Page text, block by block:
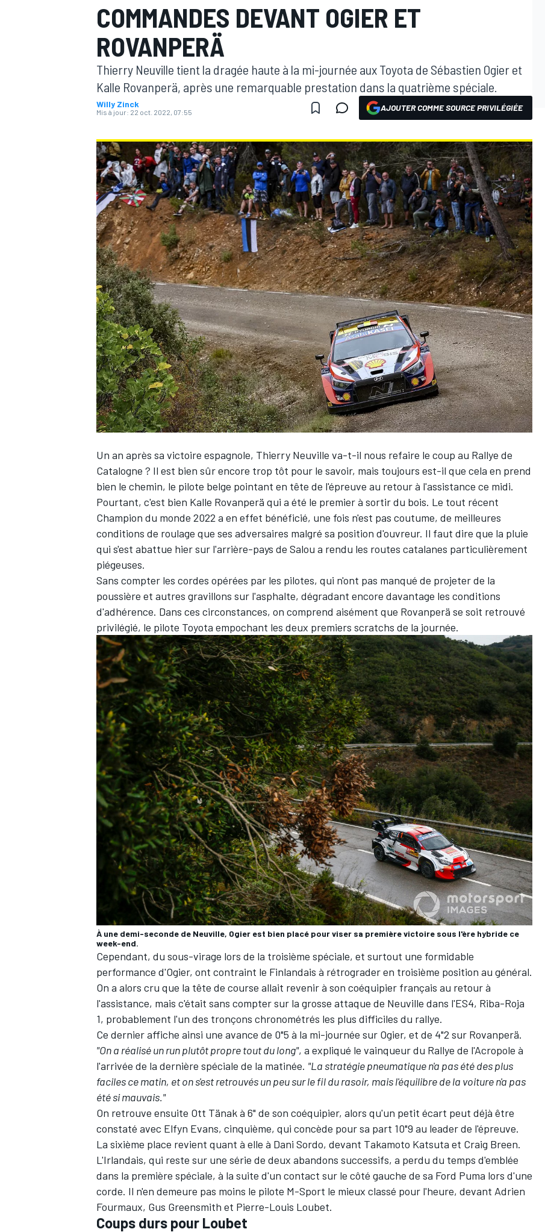
MOTOGP
WRC
WEC
AUTRES CHAMPIONNATS
COMMANDES DEVANT OGIER ET
ROVANPERÄ
Thierry Neuville tient la dragée haute à la mi-journée aux Toyota de Sébastien Ogier et
Kalle Rovanperä, après une remarquable prestation dans la quatrième spéciale.
Willy Zinck
Mis à jour: 22 oct. 2022, 07:55 AJOUTER COMME SOURCE PRIVILÉGIÉE
Un an après sa victoire espagnole, Thierry Neuville va-t-il nous refaire le coup au Rallye de
Catalogne ? Il est bien sûr encore trop tôt pour le savoir, mais toujours est-il que cela en prend
bien le chemin, le pilote belge pointant en tête de l'épreuve au retour à l'assistance ce midi.
Pourtant, c'est bien Kalle Rovanperä qui a été le premier à sortir du bois. Le tout récent
Champion du monde 2022 a en effet bénéficié, une fois n'est pas coutume, de meilleures
conditions de roulage que ses adversaires malgré sa position d'ouvreur. Il faut dire que la pluie
qui s'est abattue hier sur l'arrière-pays de Salou a rendu les routes catalanes particulièrement
piégeuses.
Sans compter les cordes opérées par les pilotes, qui n'ont pas manqué de projeter de la
poussière et autres gravillons sur l'asphalte, dégradant encore davantage les conditions
d'adhérence. Dans ces circonstances, on comprend aisément que Rovanperä se soit retrouvé
privilégié, le pilote Toyota empochant les deux premiers scratchs de la journée.
À une demi-seconde de Neuville, Ogier est bien placé pour viser sa première victoire sous l'ère hybride ce
week-end.
Cependant, du sous-virage lors de la troisième spéciale, et surtout une formidable
performance d'Ogier, ont contraint le Finlandais à rétrograder en troisième position au général.
On a alors cru que la tête de course allait revenir à son coéquipier français au retour à
l'assistance, mais c'était sans compter sur la grosse attaque de Neuville dans l'ES4, Riba-Roja
1, probablement l'un des tronçons chronométrés les plus difficiles du rallye.
Ce dernier affiche ainsi une avance de 0"5 à la mi-journée sur Ogier, et de 4"2 sur Rovanperä.
"On a réalisé un run plutôt propre tout du long", a expliqué le vainqueur du Rallye de l'Acropole à
l'arrivée de la dernière spéciale de la matinée. "La stratégie pneumatique n'a pas été des plus
faciles ce matin, et on s'est retrouvés un peu sur le fil du rasoir, mais l'équilibre de la voiture n'a pas
été si mauvais."
On retrouve ensuite Ott Tänakà 6" de son coéquipier, alors qu'un petit écart peut déjà être
constaté avec Elfyn Evans, cinquième, qui concède pour sa part 10"9 au leader de l'épreuve.
La sixième place revient quant à elle à Dani Sordo, devant Takamoto Katsuta et Craig Breen.
L'Irlandais, qui reste sur une série de deux abandons successifs, a perdu du temps d'emblée
dans la première spéciale, à la suite d'un contact sur le côté gauche de sa Ford Puma lors d'une
corde. Il n'en demeure pas moins le pilote M-Sport le mieux classé pour l'heure, devant Adrien
Fourmaux, Gus Greensmith et Pierre-Louis Loubet.
Coups durs pour Loubet